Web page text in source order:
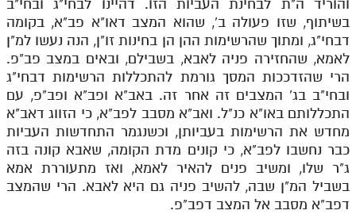
הזמן סט תע"ס
הזמן סט תלמוד עשר הספירות
ספרים להורדה
מנוע חיפוש בספרים
תלמוד עשר הספירות בעיון
תלמוד עשר הספירות חלק א
והוריד ה"ת לבחינת העביות הזו. דהיינו לבחי"ג ובחי"ב
בשיתוף, שזו פעולה ב', שהוא המצב דאו"א פב"א, בקומה
דבחי"ג, ומתוך שהרשימות ההן הן בחינות זו"ן, הנה נעשו למ"ן
לאמא, שהחזירה פניה לאבא, בשבילם, ובאים במצב פב"פ.
הרי שהזדככות המסך גורמת להתכללות הרשימות דבחי"ג
ובחי"ב בג' המצבים זה אחר זה. באב"א ופב"א ופב"פ, עם
התכללותם באו"א כנ"ל. ואב"א מסבב לפב"א, כי הזווג דאב"א
מחדש את הרשימות בעביותן, וכשנגמר התחדשות העביות
כבר נחשבו לפב"א, כי קונים מדת הקומה, שאבא קונה בזה
ג"ר שלו, ומשיב פנים להאיר לאמא, ואז מתעוררת אמא
בשביל המ"ן שבה, להשיב פניה גם היא לאבא. הרי שהמצב
דפב"א מסבב אל המצב דפב"פ.